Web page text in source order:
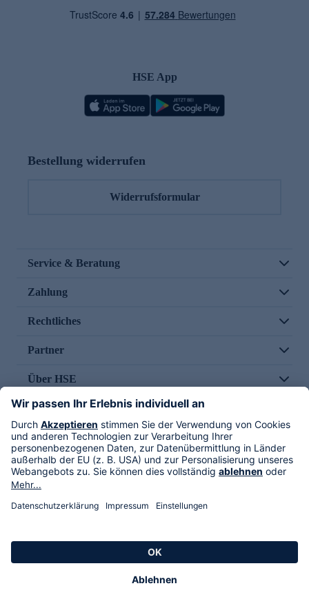
HSE App
Bestellung widerrufen
Widerrufsformular
Service & Beratung
Zahlung
Rechtliches
Partner
Über HSE
Im TV
HSE International